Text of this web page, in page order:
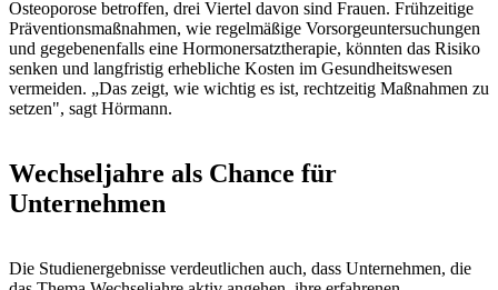
Osteoporose betroffen, drei Viertel davon sind Frauen. Frühzeitige
Präventionsmaßnahmen, wie regelmäßige Vorsorgeuntersuchungen
und gegebenenfalls eine Hormonersatztherapie, könnten das Risiko
senken und langfristig erhebliche Kosten im Gesundheitswesen
vermeiden. „Das zeigt, wie wichtig es ist, rechtzeitig Maßnahmen zu
setzen", sagt Hörmann.
Wechseljahre als Chance für
Unternehmen
Die Studienergebnisse verdeutlichen auch, dass Unternehmen, die